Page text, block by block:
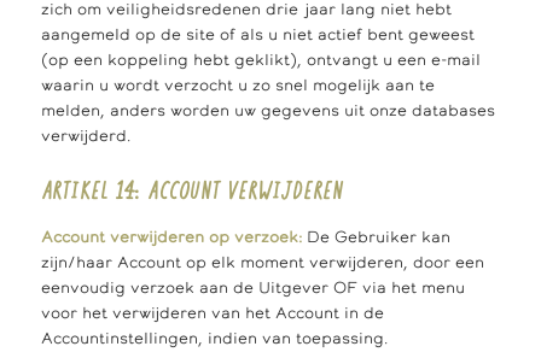
zich om veiligheidsredenen drie jaar lang niet hebt
aangemeld op de site of als u niet actief bent geweest
(op een koppeling hebt geklikt), ontvangt u een e-mail
waarin u wordt verzocht u zo snel mogelijk aan te
melden, anders worden uw gegevens uit onze databases
verwijderd.
ARTIKEL 14: ACCOUNT VERWIJDEREN
Account verwijderen op verzoek: De Gebruiker kan
zijn/haar Account op elk moment verwijderen, door een
eenvoudig verzoek aan de Uitgever OF via het menu
voor het verwijderen van het Account in de
Accountinstellingen, indien van toepassing.